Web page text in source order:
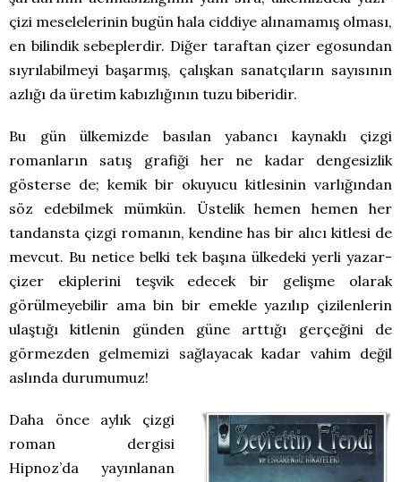
çizi meselelerinin bugün hala ciddiye alınamamış olması,
en bilindik sebeplerdir. Diğer taraftan çizer egosundan
sıyrılabilmeyi başarmış, çalışkan sanatçıların sayısının
azlığı da üretim kabızlığının tuzu biberidir.
Bu gün ülkemizde basılan yabancı kaynaklı çizgi
romanların satış grafiği her ne kadar dengesizlik
gösterse de; kemik bir okuyucu kitlesinin varlığından
söz edebilmek mümkün. Üstelik hemen hemen her
tandansta çizgi romanın, kendine has bir alıcı kitlesi de
mevcut. Bu netice belki tek başına ülkedeki yerli yazar-
çizer ekiplerini teşvik edecek bir gelişme olarak
görülmeyebilir ama bin bir emekle yazılıp çizilenlerin
ulaştığı kitlenin günden güne arttığı gerçeğini de
görmezden gelmemizi sağlayacak kadar vahim değil
aslında durumumuz!
Daha önce aylık çizgi
roman dergisi
Hipnoz’da yayınlanan